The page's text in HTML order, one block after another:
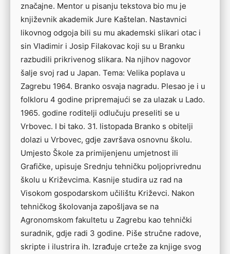
značajne. Mentor u pisanju tekstova bio mu je
književnik akademik Jure Kaštelan. Nastavnici
likovnog odgoja bili su mu akademski slikari otac i
sin Vladimir i Josip Filakovac koji su u Branku
razbudili prikrivenog slikara. Na njihov nagovor
šalje svoj rad u Japan. Tema: Velika poplava u
Zagrebu 1964. Branko osvaja nagradu. Plesao je i u
folkloru 4 godine pripremajući se za ulazak u Lado.
1965. godine roditelji odlučuju preseliti se u
Vrbovec. I bi tako. 31. listopada Branko s obitelji
dolazi u Vrbovec, gdje završava osnovnu školu.
Umjesto Škole za primijenjenu umjetnost ili
Grafičke, upisuje Srednju tehničku poljoprivrednu
školu u Križevcima. Kasnije studira uz rad na
Visokom gospodarskom učilištu Križevci. Nakon
tehničkog školovanja zapošljava se na
Agronomskom fakultetu u Zagrebu kao tehnički
suradnik, gdje radi 3 godine. Piše stručne radove,
skripte i ilustrira ih. Izrađuje crteže za knjige svog